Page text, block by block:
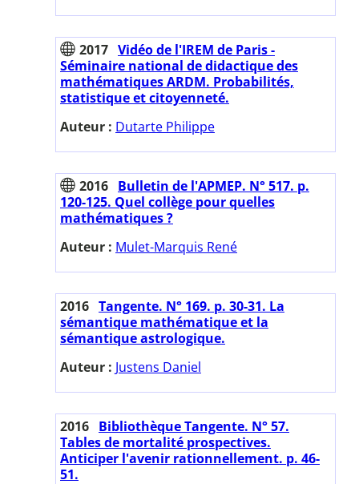
2017 Vidéo de l'IREM de Paris -
Séminaire national de didactique des
mathématiques ARDM. Probabilités,
statistique et citoyenneté.
Auteur : Dutarte Philippe
2016 Bulletin de l'APMEP. N° 517. p.
120-125. Quel collège pour quelles
mathématiques ?
Auteur : Mulet-Marquis René
2016 Tangente. N° 169. p. 30-31. La
sémantique mathématique et la
sémantique astrologique.
Auteur : Justens Daniel
2016 Bibliothèque Tangente. N° 57.
Tables de mortalité prospectives.
Anticiper l'avenir rationnellement. p. 46-
51.